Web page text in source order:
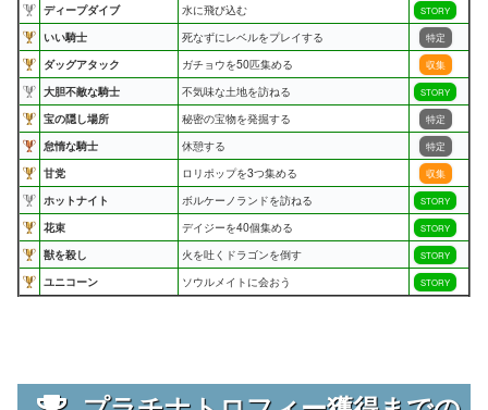
ディープダイブ 水に飛び込む STORY
いい騎士 死なずにレベルをプレイする 特定
ダッグアタック ガチョウを50匹集める 収集
大胆不敵な騎士 不気味な土地を訪ねる STORY
宝の隠し場所 秘密の宝物を発掘する 特定
怠惰な騎士 休憩する 特定
甘党 ロリポップを3つ集める 収集
ホットナイト ボルケーノランドを訪ねる STORY
花束 デイジーを40個集める STORY
獣を殺し 火を吐くドラゴンを倒す STORY
ユニコーン ソウルメイトに会おう STORY